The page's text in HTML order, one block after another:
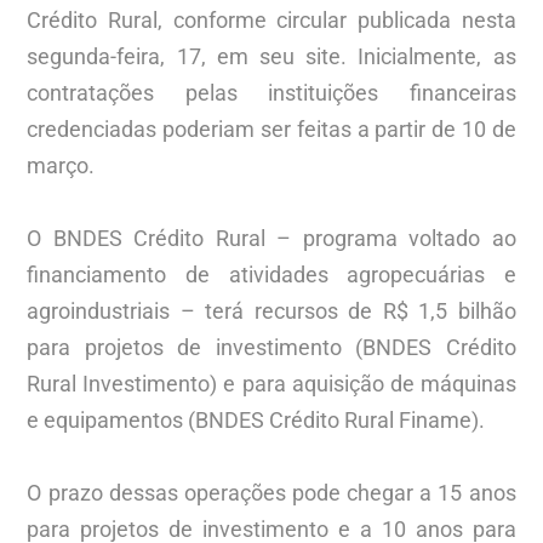
Crédito Rural, conforme circular publicada nesta
segunda-feira, 17, em seu site. Inicialmente, as
contratações pelas instituições financeiras
credenciadas poderiam ser feitas a partir de 10 de
março.
O BNDES Crédito Rural – programa voltado ao
financiamento de atividades agropecuárias e
agroindustriais – terá recursos de R$ 1,5 bilhão
para projetos de investimento (BNDES Crédito
Rural Investimento) e para aquisição de máquinas
e equipamentos (BNDES Crédito Rural Finame).
O prazo dessas operações pode chegar a 15 anos
para projetos de investimento e a 10 anos para